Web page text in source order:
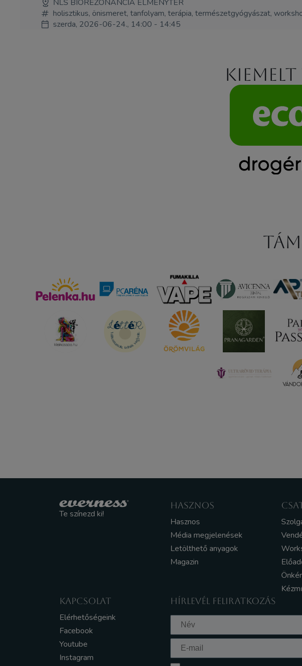
NLS BIOREZONANCIA ÉLMÉNYTÉR
holisztikus, önismeret, tanfolyam, terápia, természetgyógyászat,
szerda, 2026-06-24., 14:00 - 14:45
Te színezd ki!
HASZNOS
Hasznos
Média megjelenések
Letölthető anyagok
Magazin
KAPCSOLAT
Elérhetőségeink
Facebook
Youtube
Instagram
HÍRLEVÉL FELIRATKOZÁS